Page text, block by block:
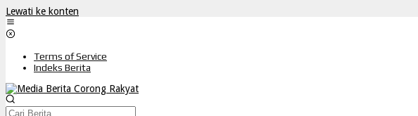
Lewati ke konten
Terms of Service
Indeks Berita